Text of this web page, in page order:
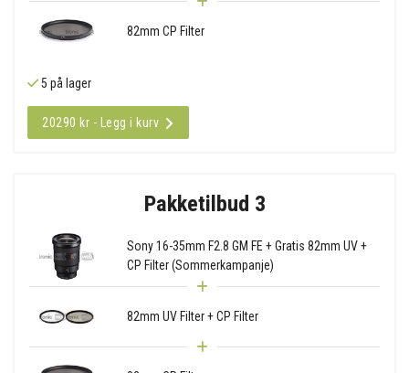
82mm CP Filter
5 på lager
20290 kr - Legg i kurv
Pakketilbud 3
Sony 16-35mm F2.8 GM FE + Gratis 82mm UV +
CP Filter (Sommerkampanje)
82mm UV Filter + CP Filter